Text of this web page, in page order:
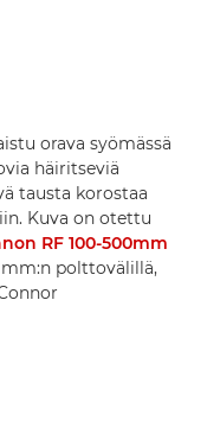
orava syömässä
häiritseviä
tausta korostaa
Kuva on otettu
RF 100-500mm
polttovälillä,